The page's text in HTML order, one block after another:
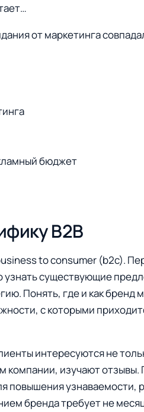
от маркетинга
бюджет
B2B
to consumer (b2c).
существующие
Понять, где и как
с которыми
интересуются не
компании, изучают отзывы.
повышения узнаваемости,
бренда требует не